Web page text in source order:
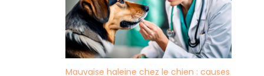
Mauvaise haleine chez le chien : causes